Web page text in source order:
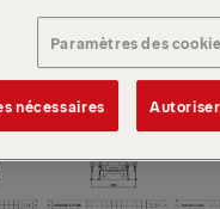
Paramètres des
nécessaires